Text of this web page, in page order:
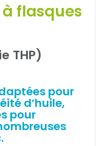
flasques
THP)
pour
d’huile,
pour